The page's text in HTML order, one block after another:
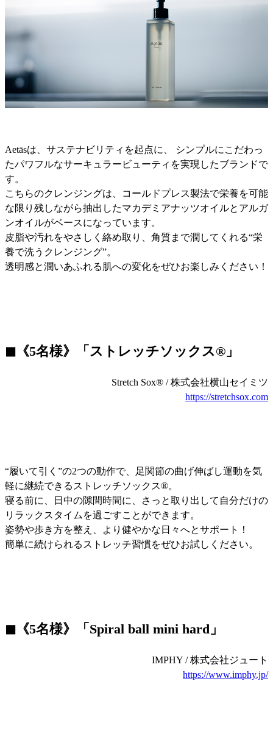
Aetāsは、サステナビリティを起点に、 シンプルにこだわっ
たパワフルなサーキュラービューティを実現したブランドで
す。
こちらのクレンジングは、コールドプレス製法で栄養を可能
な限り残しながら抽出したマカデミアナッツオイルとアルガ
ンオイルがベースになっています。
皮脂や汚れをやさしく絡め取り、角質まで潤してくれる“栄
養で洗うクレンジング”。
透明感と潤いあふれる肌への変化をぜひお楽しみください！
◼︎《5名様》「ストレッチソックス®︎」
Stretch Sox®︎ / 株式会社横山セイミツ
https://stretchsox.com
“履いて引く”の2つの動作で、足関節の曲げ伸ばし運動を気
軽に継続できるストレッチソックス®︎。
寝る前に、日中の隙間時間に、さっと取り出して自分だけの
リラックスタイムを過ごすことができます。
姿勢や歩き方を整え、より健やかな日々へとサポート！
簡単に続けられるストレッチ習慣をぜひお試しください。
◼︎《5名様》「Spiral ball mini hard」
IMPHY / 株式会社ジュート
https://www.imphy.jp/